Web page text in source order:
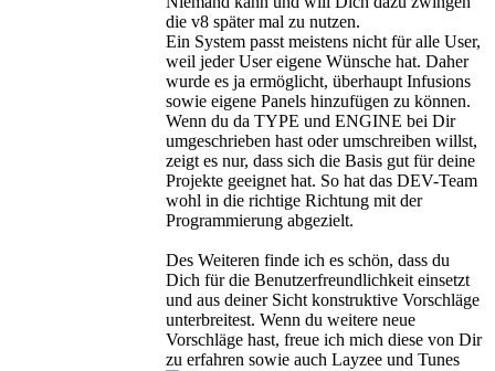
die v8 später mal zu nutzen.
Ein System passt meistens nicht für alle User,
weil jeder User eigene Wünsche hat. Daher
wurde es ja ermöglicht, überhaupt Infusions
sowie eigene Panels hinzufügen zu können.
Wenn du da TYPE und ENGINE bei Dir
umgeschrieben hast oder umschreiben willst,
zeigt es nur, dass sich die Basis gut für deine
Projekte geeignet hat. So hat das DEV-Team
wohl in die richtige Richtung mit der
Programmierung abgezielt.
Des Weiteren finde ich es schön, dass du
Dich für die Benutzerfreundlichkeit einsetzt
und aus deiner Sicht konstruktive Vorschläge
unterbreitest. Wenn du weitere neue
Vorschläge hast, freue ich mich diese von Dir
zu erfahren sowie auch Layzee und Tunes